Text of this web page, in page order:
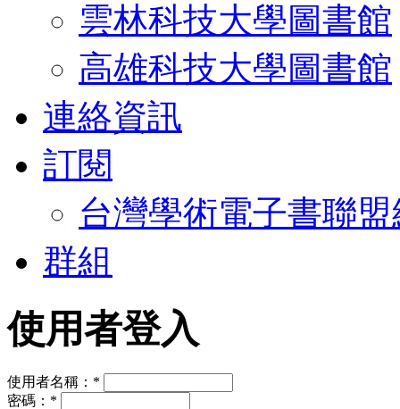
雲林科技大學圖書館
高雄科技大學圖書館
連絡資訊
訂閱
台灣學術電子書聯
群組
使用者登入
使用者名稱： *
密碼： *